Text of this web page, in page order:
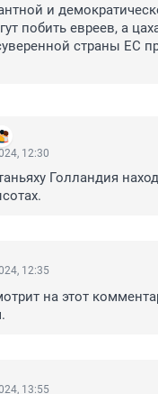
и
побить евреев, а
страны ЕС
12:30
Голландия
12:35
на этот
13:55